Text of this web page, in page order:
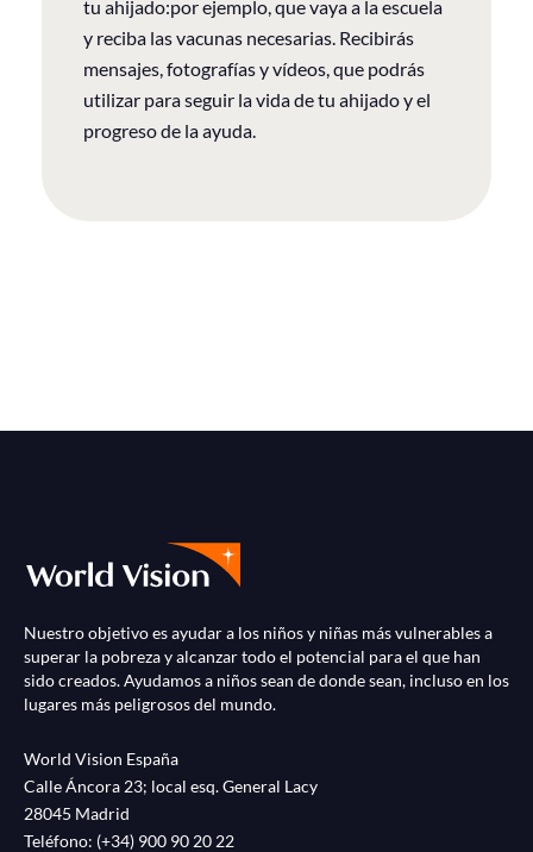
tu ahijado:por ejemplo, que vaya a la escuela
y reciba las vacunas necesarias. Recibirás
mensajes, fotografías y vídeos, que podrás
utilizar para seguir la vida de tu ahijado y el
progreso de la ayuda.
Nuestro objetivo es ayudar a los niños y niñas más vulnerables a
superar la pobreza y alcanzar todo el potencial para el que han
sido creados. Ayudamos a niños sean de donde sean, incluso en los
lugares más peligrosos del mundo.
World Vision España
Calle Áncora 23; local esq. General Lacy
28045 Madrid
Teléfono: (+34) 900 90 20 22